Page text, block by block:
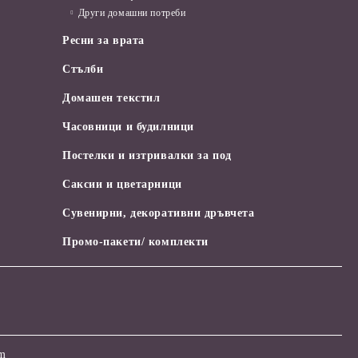
Други домашни потреби
Ресни за врата
Стълби
Домашен текстил
Часовници и будилници
Постелки и изтривалки за под
Саксии и цветарници
Сувенирни, декоративни дръвчета
Промо-пакети/ комплекти